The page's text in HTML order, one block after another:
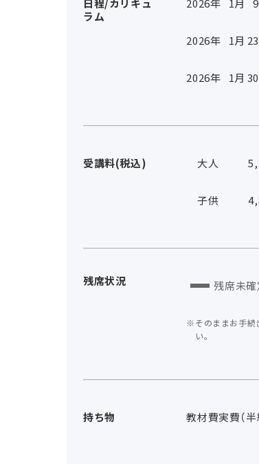
日程/カリキュ
ラム
2026年 1 月 9
2026年 1月 23
2026年 1月 30
受講料(税込) 大人
子供
残席状況 残席未確
そのままお手続
い。
持ち物 教材費実費（半